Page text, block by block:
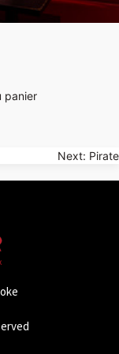
panier
Next: Pirate